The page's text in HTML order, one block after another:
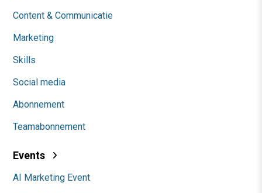
Content & Communicatie
Marketing
Skills
Social media
Abonnement
Teamabonnement
Events
AI Marketing Event